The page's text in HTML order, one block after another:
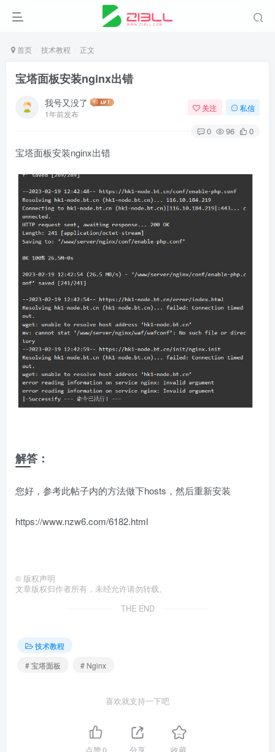
首页 技术教程 正文
宝塔面板安装nginx出错
我号又没了
1年前发布
关注 私信
0 96 0
宝塔面板安装nginx出错
解答：
您好，参考此帖子内的方法做下hosts，然后重新安装
https://www.nzw6.com/6182.html
© 版权声明
文章版权归作者所有，未经允许请勿转载。
THE END
技术教程
# 宝塔面板
# Nginx
喜欢就支持一下吧